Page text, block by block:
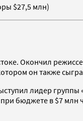
$27,5 млн)
Окончил
он также
лидер
бюджете в $7 млн